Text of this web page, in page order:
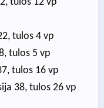
tulos 4 vp
tulos 5 vp
tulos 16 vp
38, tulos 26 vp